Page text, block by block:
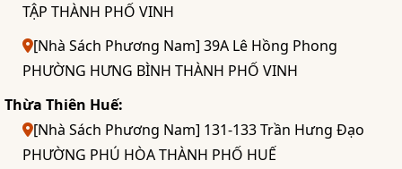
TẬP THÀNH PHỐ VINH
[Nhà Sách Phương Nam] 39A Lê Hồng Phong
PHƯỜNG HƯNG BÌNH THÀNH PHỐ VINH
Thừa Thiên Huế:
[Nhà Sách Phương Nam] 131-133 Trần Hưng Đạo
PHƯỜNG PHÚ HÒA THÀNH PHỐ HUẾ